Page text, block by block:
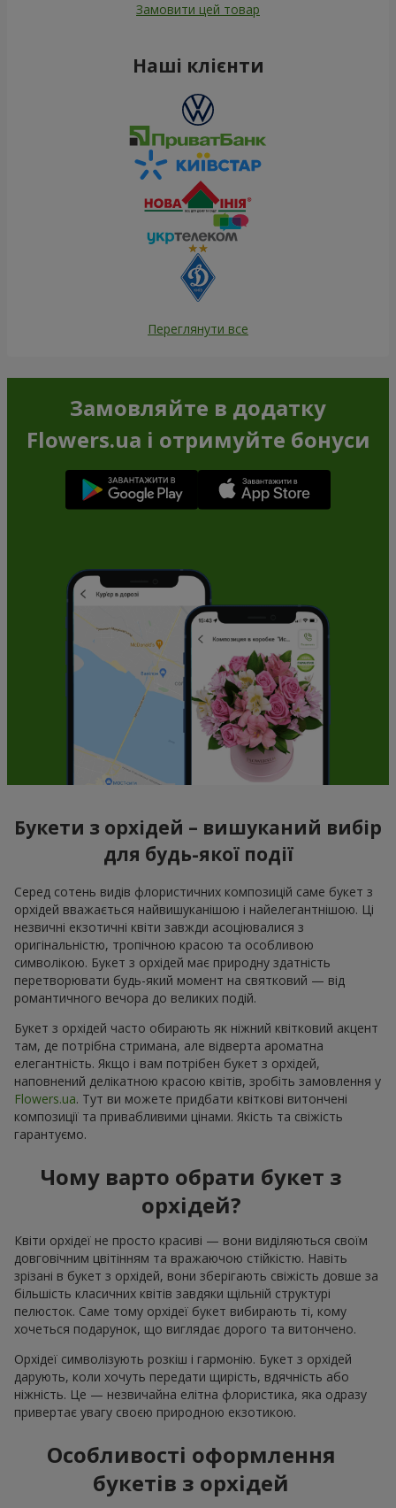
Замовити цей товар
Наші клієнти
Переглянути все
Замовляйте в додатку
Flowers.ua і отримуйте бонуси
Букети з орхідей – вишуканий вибір
для будь-якої події
Серед сотень видів флористичних композицій саме букет з
орхідей вважається найвишуканішою і найелегантнішою. Ці
незвичні екзотичні квіти завжди асоціювалися з
оригінальністю, тропічною красою та особливою
символікою. Букет з орхідей має природну здатність
перетворювати будь-який момент на святковий — від
романтичного вечора до великих подій.
Букет з орхідей часто обирають як ніжний квітковий акцент
там, де потрібна стримана, але відверта ароматна
елегантність. Якщо і вам потрібен букет з орхідей,
наповнений делікатною красою квітів, зробіть замовлення у
Flowers.ua. Тут ви можете придбати квіткові витончені
композиції та привабливими цінами. Якість та свіжість
гарантуємо.
Чому варто обрати букет з
орхідей?
Квіти орхідеї не просто красиві — вони виділяються своїм
довговічним цвітінням та вражаючою стійкістю. Навіть
зрізані в букет з орхідей, вони зберігають свіжість довше за
більшість класичних квітів завдяки щільній структурі
пелюсток. Саме тому орхідеї букет вибирають ті, кому
хочеться подарунок, що виглядає дорого та витончено.
Орхідеї символізують розкіш і гармонію. Букет з орхідей
дарують, коли хочуть передати щирість, вдячність або
ніжність. Це — незвичайна елітна флористика, яка одразу
привертає увагу своєю природною екзотикою.
Особливості оформлення
букетів з орхідей